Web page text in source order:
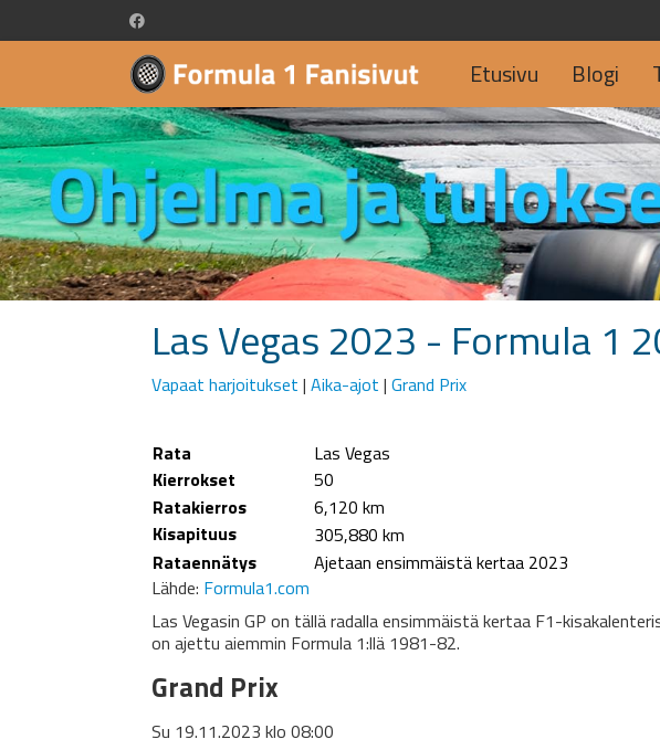
Etusivu Blogi
Las Vegas 2023 - Formula 1
Vapaat harjoitukset | Aika-ajot | Grand Prix
Rata
Las Vegas
Kierrokset
50
Ratakierros
6,120 km
Kisapituus
305,880 km
Rataennätys
Ajetaan ensimmäistä kertaa 2023
Lähde: Formula1.com
Las Vegasin GP on tällä radalla ensimmäistä kertaa F1-
on ajettu aiemmin Formula 1:llä 1981-82.
Grand Prix
Su 19.11.2023 klo 08:00